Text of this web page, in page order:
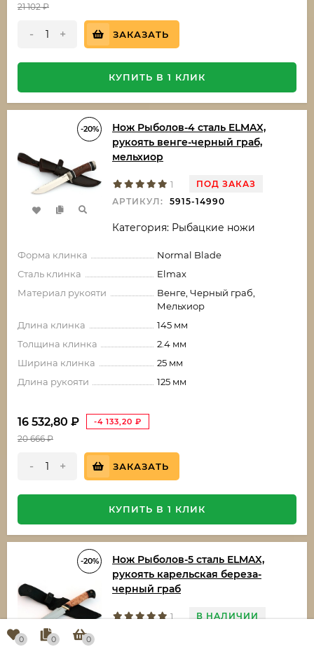
21 102₽
- + ЗАКАЗАТЬ
КУПИТЬ В 1 КЛИК
-20%
Нож Рыболов-4 сталь ELMAX,
рукоять венге-черный граб,
мельхиор
1
ПОД ЗАКАЗ
АРТИКУЛ:
5915-14990
Категория: Рыбацкие ножи
Форма клинка
Normal Blade
Сталь клинка
Elmax
Материал рукояти
Венге, Черный граб,
Мельхиор
Длина клинка
145 мм
Толщина клинка
2.4 мм
Ширина клинка
25 мм
Длина рукояти
125 мм
16 532,80 ₽ -4 133,20 ₽
20 666₽
- + ЗАКАЗАТЬ
КУПИТЬ В 1 КЛИК
-20%
Нож Рыболов-5 сталь ELMAX,
рукоять карельская береза-
черный граб
1
В НАЛИЧИИ
0 0 0